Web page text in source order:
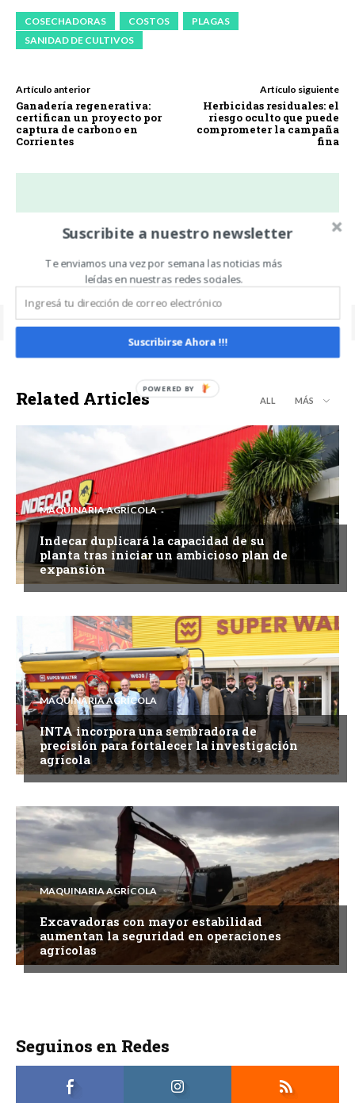
COSECHADORAS COSTOS
PLAGAS
SANIDAD DE CULTIVOS
Artículo anterior
Ganadería regenerativa:
certifican un proyecto por
captura de carbono en
Corrientes
Artículo siguiente
Herbicidas residuales: el
riesgo oculto que puede
comprometer la campaña
fina
Related Articles ALL MÁS
MAQUINARIA AGRÍCOLA
Indecar duplicará la capacidad de su
planta tras iniciar un ambicioso plan de
expansión
MAQUINARIA AGRÍCOLA
INTA incorpora una sembradora de
precisión para fortalecer la investigación
agrícola
MAQUINARIA AGRÍCOLA
Excavadoras con mayor estabilidad
aumentan la seguridad en operaciones
agrícolas
Seguinos en Redes
Suscribite a nuestro newsletter
Te enviamos una vez por semana las noticias más
leídas en nuestras redes sociales.
Suscribirse Ahora !!!